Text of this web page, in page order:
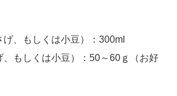
げ、もしくは小豆）：300ml
、もしくは小豆）：50～60ｇ（お好